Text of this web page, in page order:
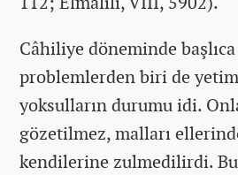
Câhiliye döneminde
problemlerden biri de
yoksulların durumu idi.
gözetilmez, malları
kendilerine zulmedilirdi.